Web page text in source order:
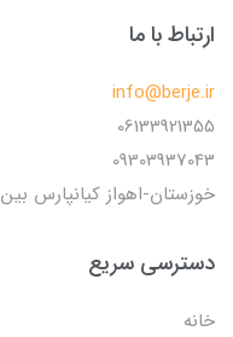
ارتباط با ما
info@berje.ir
06133921355
09303937043
خوزستان-اهواز کیانپارس بین 4و5 شرقی
دسترسی سریع
خانه